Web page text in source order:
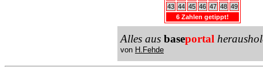
43 44 45 46 47 48 49
6 Zahlen getippt!
Alles aus baseportal
von H.Fehde